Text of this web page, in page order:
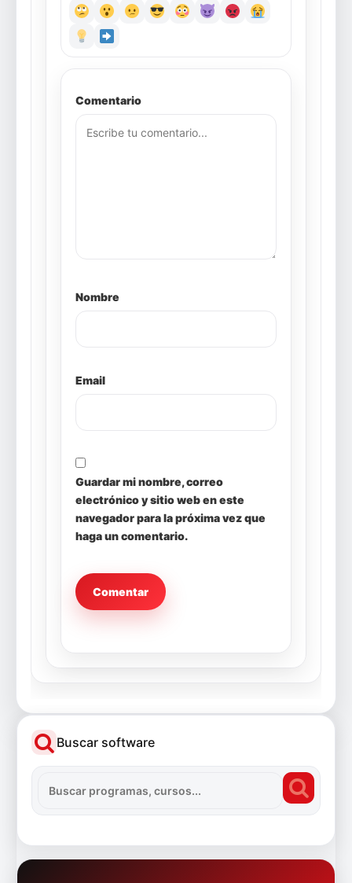
Comentario
Nombre
Email
Guardar mi nombre, correo
electrónico y sitio web en este
navegador para la próxima vez que
haga un comentario.
Buscar software